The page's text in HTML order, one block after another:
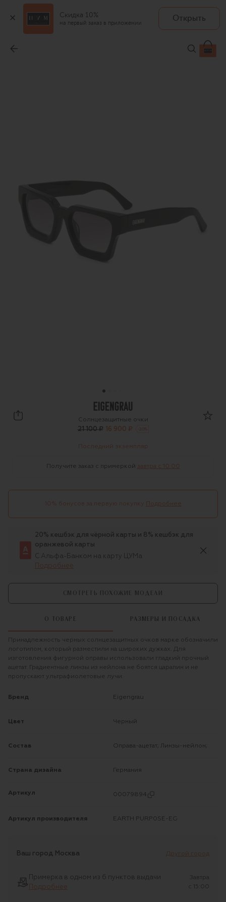
Скидка 10%
на первый заказ в приложении
Открыть
16 900 ₽
Eigengrau
Солнцезащитные очки
21 100 ₽ 16 900 ₽ 20 %
Последний экземпляр
Получите заказ с примеркой завтра c 10:00
10% бонусов за первую покупку Подробнее
20% кешбэк для чёрной карты и 8% кешбэк для
оранжевой карты
С Альфа-Банком на карту ЦУМа
Подробнее
СМОТРЕТЬ ПОХОЖИЕ МОДЕЛИ
О ТОВАРЕ РАЗМЕРЫ И ПОСАДКА
Принадлежность черных солнцезащитных очков марке обозначили
логотипом, который разместили на широких дужках. Для
изготовления фигурной оправы использовали гладкий прочный
ацетат. Градиентные линзы из нейлона не боятся царапин и не
пропускают ультрафиолетовые лучи.
Бренд Eigengrau
Цвет Черный
Состав Оправа-ацетат; Линзы-нейлон;
Страна дизайна Германия
Артикул 00079894
Артикул производителя EARTH PURP0SE-EG
Ваш город Москва Другой город
Примерка в одном из 6 пунктов выдачи
Подробнее
Завтра
c 15:00